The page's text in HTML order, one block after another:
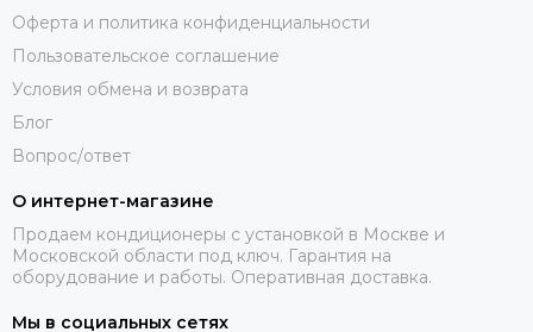
Оферта и политика конфиденциальности
Пользовательское соглашение
Условия обмена и возврата
Блог
Вопрос/ответ
О интернет-магазине
Продаем кондиционеры с установкой в Москве и
Московской области под ключ. Гарантия на
оборудование и работы. Оперативная доставка.
Мы в социальных сетях